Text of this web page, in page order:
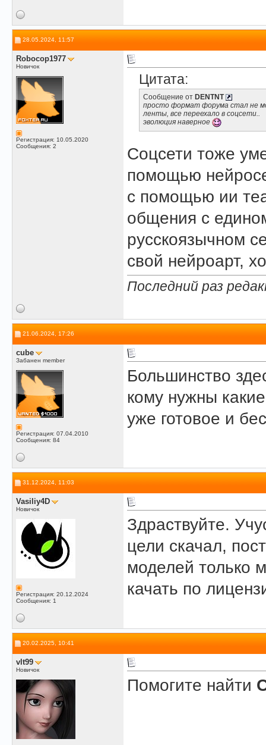
28.05.2024, 11:57
Robocop1977
Новичок
Регистрация: 10.05.2020
Сообщения: 2
Цитата:
Сообщение от DENTNT
просто формат форума стал не
ленты, все переехало в соцсети..
эволюция наверное
Соцсети тоже
помощью
с помощью ии
общения с
русскоязычном
свой нейроарт,
Последний раз
21.06.2024, 17:26
cube
Забанен member
Регистрация: 07.04.2010
Сообщения: 84
Большинство
кому нужны
уже готовое и
31.12.2024, 11:03
Vasiliy4D
Новичок
Регистрация: 20.12.2024
Сообщения: 1
Здраствуйте.
цели скачал,
моделей только
качать по
20.02.2025, 10:41
vlt99
Новичок
Помогите найти